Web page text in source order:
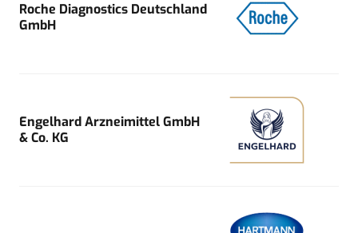
Roche Diagnostics Deutschland
GmbH
Engelhard Arzneimittel GmbH
& Co. KG